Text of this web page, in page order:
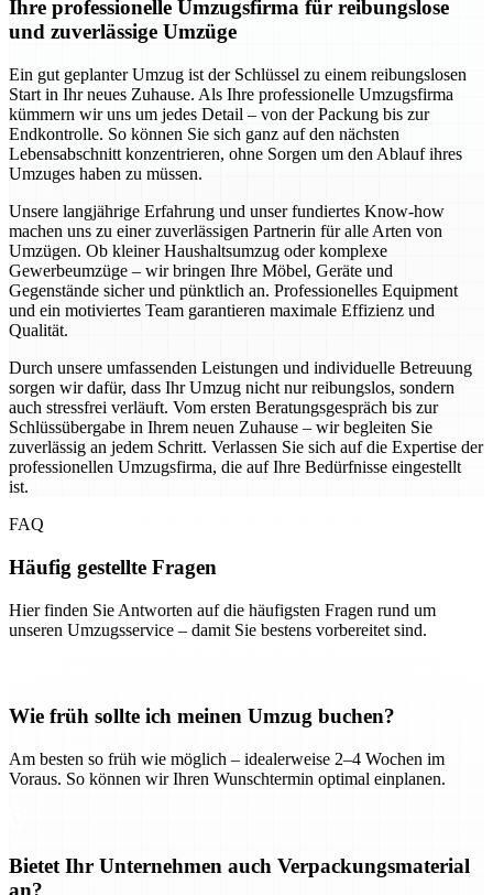
Ihre professionelle Umzugsfirma für reibungslose
und zuverlässige Umzüge
Ein gut geplanter Umzug ist der Schlüssel zu einem reibungslosen
Start in Ihr neues Zuhause. Als Ihre professionelle Umzugsfirma
kümmern wir uns um jedes Detail – von der Packung bis zur
Endkontrolle. So können Sie sich ganz auf den nächsten
Lebensabschnitt konzentrieren, ohne Sorgen um den Ablauf ihres
Umzuges haben zu müssen.
Unsere langjährige Erfahrung und unser fundiertes Know-how
machen uns zu einer zuverlässigen Partnerin für alle Arten von
Umzügen. Ob kleiner Haushaltsumzug oder komplexe
Gewerbeumzüge – wir bringen Ihre Möbel, Geräte und
Gegenstände sicher und pünktlich an. Professionelles Equipment
und ein motiviertes Team garantieren maximale Effizienz und
Qualität.
Durch unsere umfassenden Leistungen und individuelle Betreuung
sorgen wir dafür, dass Ihr Umzug nicht nur reibungslos, sondern
auch stressfrei verläuft. Vom ersten Beratungsgespräch bis zur
Schlüssübergabe in Ihrem neuen Zuhause – wir begleiten Sie
zuverlässig an jedem Schritt. Verlassen Sie sich auf die Expertise der
professionellen Umzugsfirma, die auf Ihre Bedürfnisse eingestellt
ist.
FAQ
Häufig gestellte Fragen
Hier finden Sie Antworten auf die häufigsten Fragen rund um
unseren Umzugsservice – damit Sie bestens vorbereitet sind.
Wie früh sollte ich meinen Umzug buchen?
Am besten so früh wie möglich – idealerweise 2–4 Wochen im
Voraus. So können wir Ihren Wunschtermin optimal einplanen.
Bietet Ihr Unternehmen auch Verpackungsmaterial
an?